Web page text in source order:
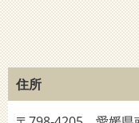
住所